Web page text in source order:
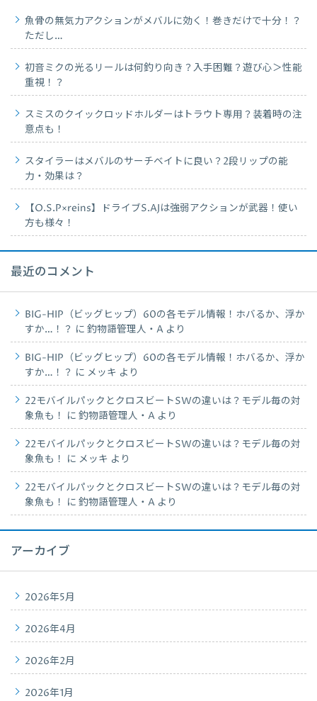
魚骨の無気力アクションがメバルに効く！巻きだけで十分！？
ただし…
初音ミクの光るリールは何釣り向き？入手困難？遊び心＞性能
重視！？
スミスのクイックロッドホルダーはトラウト専用？装着時の注
意点も！
スタイラーはメバルのサーチベイトに良い？2段リップの能
力・効果は？
【O.S.P×reins】ドライブS.AJは強弱アクションが武器！使い
方も様々！
最近のコメント
BIG-HIP（ビッグヒップ）60の各モデル情報！ホバるか、浮か
すか…！？ に 釣物語管理人・A より
BIG-HIP（ビッグヒップ）60の各モデル情報！ホバるか、浮か
すか…！？ に メッキ より
22モバイルパックとクロスビートSWの違いは？モデル毎の対
象魚も！
に 釣物語管理人・A より
22モバイルパックとクロスビートSWの違いは？モデル毎の対
象魚も！
に メッキ より
22モバイルパックとクロスビートSWの違いは？モデル毎の対
象魚も！
に 釣物語管理人・A より
アーカイブ
2026年5月
2026年4月
2026年2月
2026年1月